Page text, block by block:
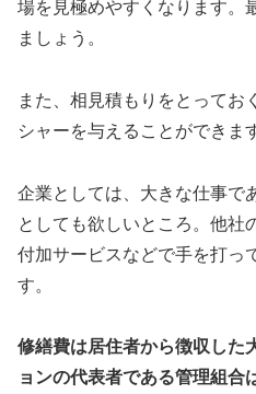
場を見極めやすくなります。
ましょう。
また、相見積もりをとってお
シャーを与えることができま
企業としては、大きな仕事で
としても欲しいところ。他社
付加サービスなどで手を打っ
す。
修繕費は居住者から徴収した
ョンの代表者である管理組合